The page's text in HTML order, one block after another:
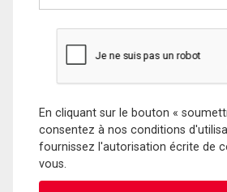
En cliquant sur le bouton «
consentez à nos conditions
fournissez l'autorisation écrite de
vous.